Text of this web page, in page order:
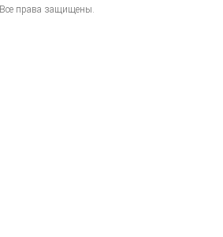
Все права защищены.